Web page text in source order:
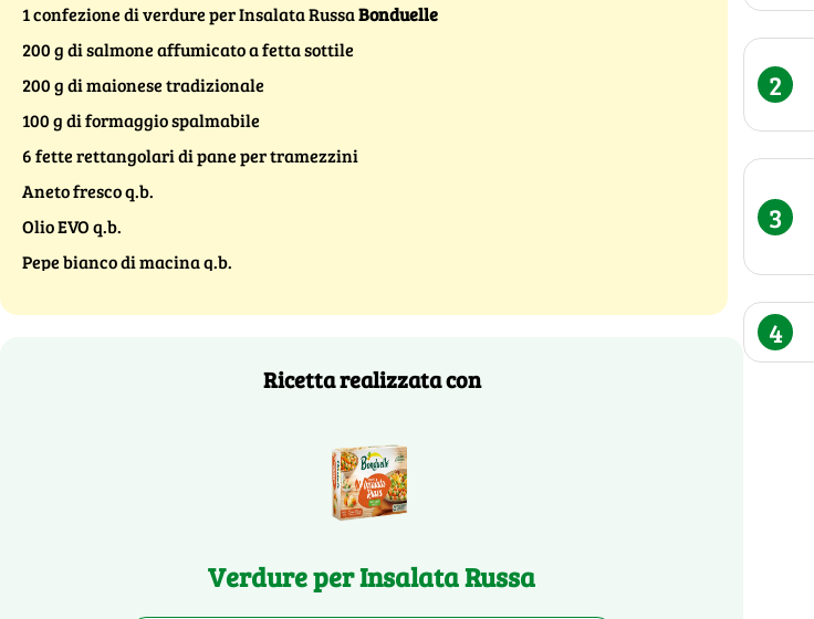
1 confezione di verdure per Insalata RussaBonduelle
200 g di salmone affumicato a fetta sottile
200 g di maionese tradizionale
100 g di formaggio spalmabile
6 fette rettangolari di pane per tramezzini
Aneto fresco q.b.
Olio EVO q.b.
Pepe bianco di macina q.b.
Ricetta realizzata con
Verdure per Insalata Russa
2
3
4